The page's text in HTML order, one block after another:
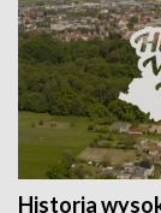
Historia